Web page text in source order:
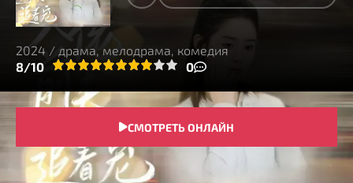
2024 / драма, мелодрама, комедия
8/10
4 5 6 7 8 9 10 0
СМОТРЕТЬ ОНЛАЙН
СЮЖЕТ